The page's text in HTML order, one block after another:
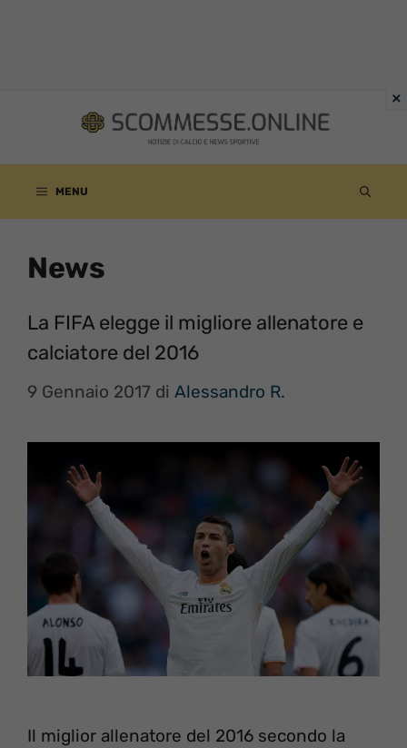
contenuto
MENU
News
La FIFA elegge il migliore allenatore e
calciatore del 2016
9 Gennaio 2017 di Alessandro R.
Il miglior allenatore del 2016 secondo la